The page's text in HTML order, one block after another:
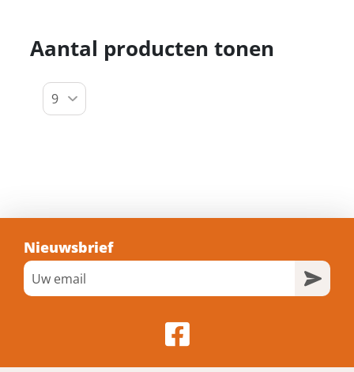
Aantal producten tonen
Nieuwsbrief